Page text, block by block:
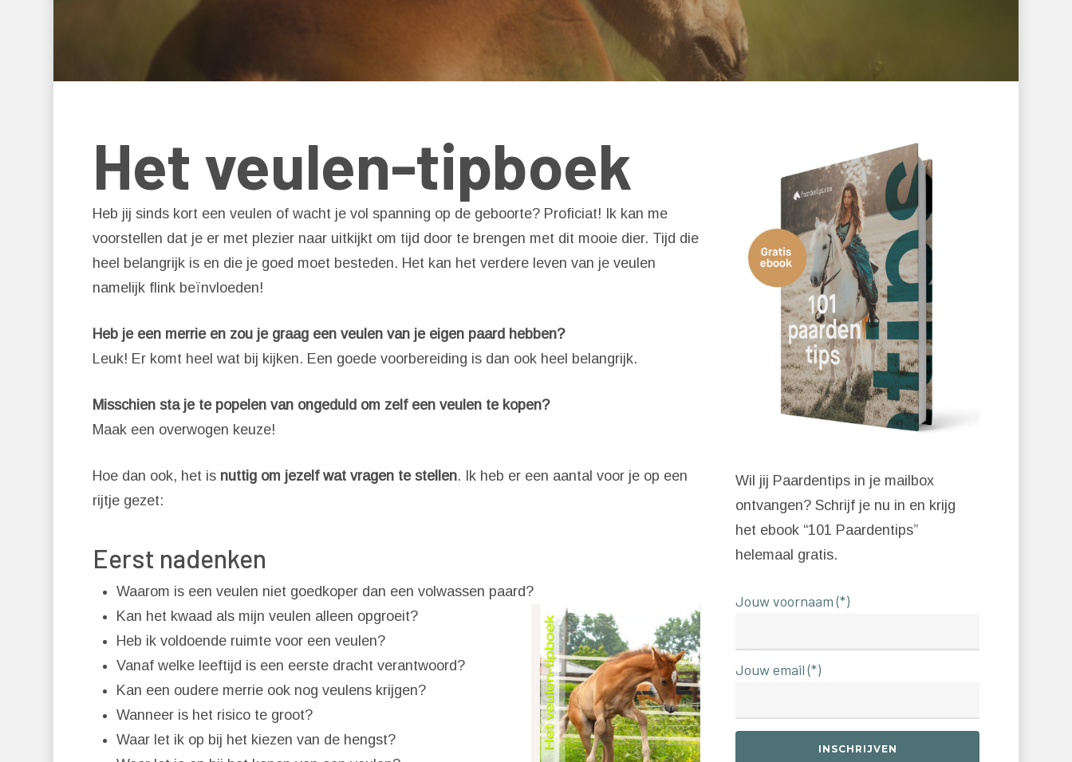
Druk op 'Enter' om te zoeken of 'Esc' om te sluiten
Het veulen-tipboek
Heb jij sinds kort een veulen of wacht je vol spanning op de geboorte? Proficiat! Ik kan me
voorstellen dat je er met plezier naar uitkijkt om tijd door te brengen met dit mooie dier. Tijd die
heel belangrijk is en die je goed moet besteden. Het kan het verdere leven van je veulen
namelijk flink beïnvloeden!
Heb je een merrie en zou je graag een veulen van je eigen paard hebben?
Leuk! Er komt heel wat bij kijken. Een goede voorbereiding is dan ook heel belangrijk.
Misschien sta je te popelen van ongeduld om zelf een veulen te kopen?
Maak een overwogen keuze!
Hoe dan ook, het is nuttig om jezelf wat vragen te stellen. Ik heb er een aantal voor je op een
rijtje gezet:
Eerst nadenken
Waarom is een veulen niet goedkoper dan een volwassen paard?
Kan het kwaad als mijn veulen alleen opgroeit?
Heb ik voldoende ruimte voor een veulen?
Vanaf welke leeftijd is een eerste dracht verantwoord?
Kan een oudere merrie ook nog veulens krijgen?
Wanneer is het risico te groot?
Waar let ik op bij het kiezen van de hengst?
Wil jij Paardentips in je mailbox
ontvangen? Schrijf je nu in en krijg
het ebook “101 Paardentips”
helemaal gratis.
Jouw voornaam (*)
Jouw email (*)
INSCHRIJVEN